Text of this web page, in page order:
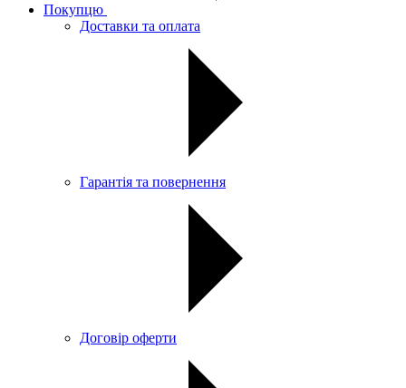
Покупцю
Доставки та оплата
Гарантія та повернення
Договір оферти